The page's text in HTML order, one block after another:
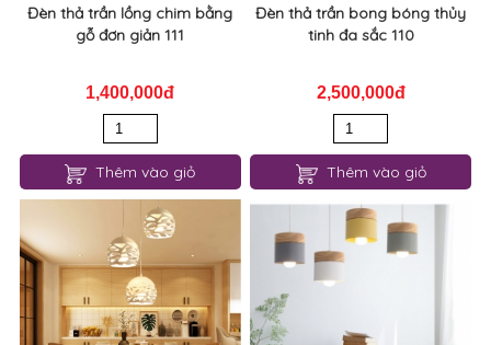
Đèn thả trần lồng chim bằng
gỗ đơn giản 111
1,400,000đ
Thêm vào giỏ
Đèn thả trần bong bóng thủy
tinh đa sắc 110
2,500,000đ
Thêm vào giỏ